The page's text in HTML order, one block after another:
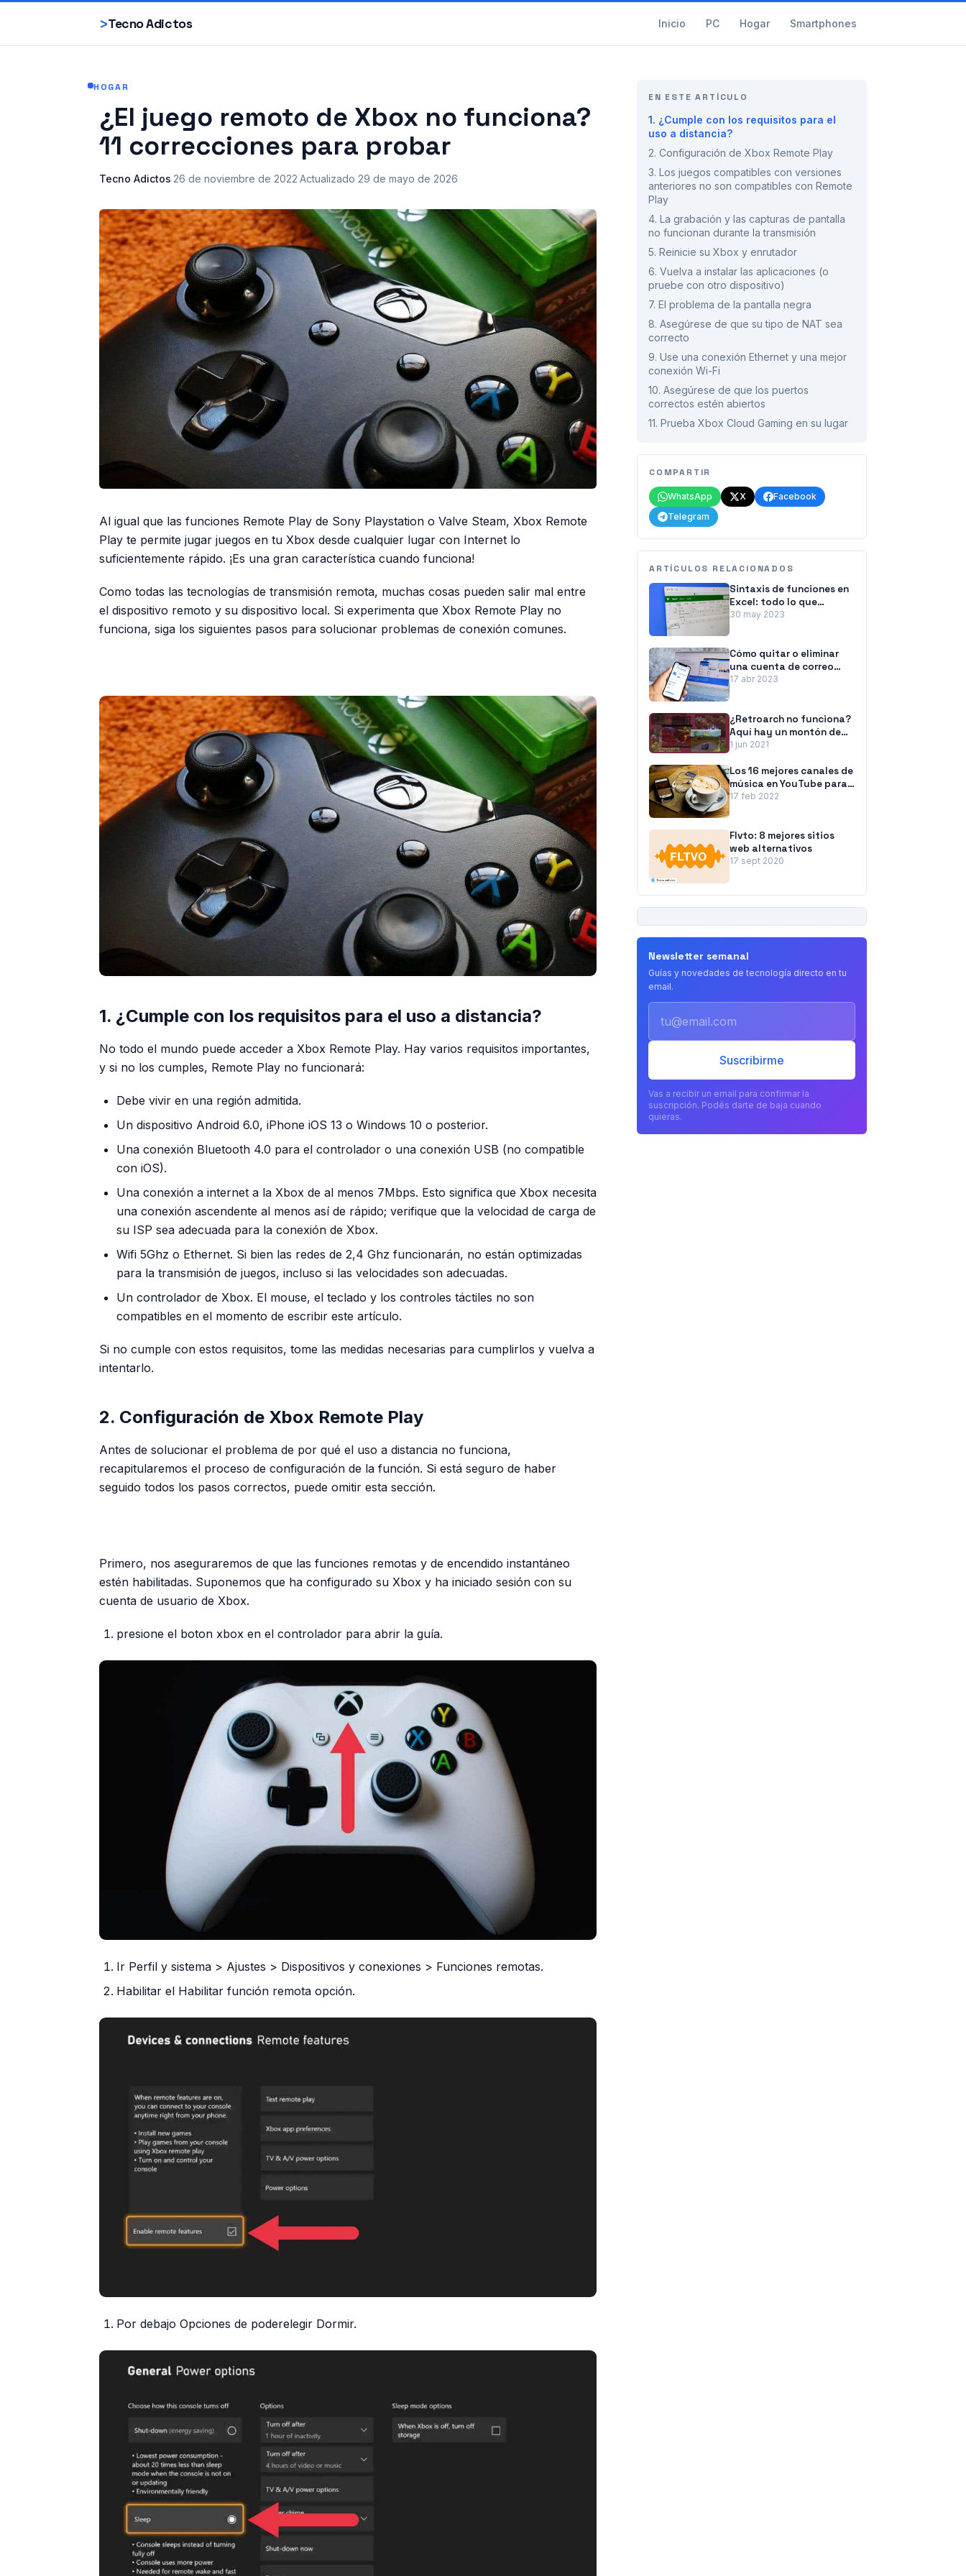
>Tecno Adictos Inicio PC Hogar Smartphones
HOGAR
¿El juego remoto de Xbox no funciona?
11 correcciones para probar
Tecno Adictos·26 de noviembre de 2022·Actualizado 29 de mayo de 2026
Al igual que las funciones Remote Play de Sony Playstation o Valve Steam, Xbox Remote
Play te permite jugar juegos en tu Xbox desde cualquier lugar con Internet lo
suficientemente rápido. ¡Es una gran característica cuando funciona!
Como todas las tecnologías de transmisión remota, muchas cosas pueden salir mal entre
el dispositivo remoto y su dispositivo local. Si experimenta que Xbox Remote Play no
funciona, siga los siguientes pasos para solucionar problemas de conexión comunes.
1. ¿Cumple con los requisitos para el uso a distancia?
No todo el mundo puede acceder a Xbox Remote Play. Hay varios requisitos importantes,
y si no los cumples, Remote Play no funcionará:
Debe vivir en una región admitida.
Un dispositivo Android 6.0, iPhone iOS 13 o Windows 10 o posterior.
Una conexión Bluetooth 4.0 para el controlador o una conexión USB (no compatible
con iOS).
Una conexión a internet a la Xbox de al menos 7Mbps. Esto significa que Xbox necesita
una conexión ascendente al menos así de rápido; verifique que la velocidad de carga de
su ISP sea adecuada para la conexión de Xbox.
Wifi 5Ghz o Ethernet. Si bien las redes de 2,4 Ghz funcionarán, no están optimizadas
para la transmisión de juegos, incluso si las velocidades son adecuadas.
Un controlador de Xbox. El mouse, el teclado y los controles táctiles no son
compatibles en el momento de escribir este artículo.
Si no cumple con estos requisitos, tome las medidas necesarias para cumplirlos y vuelva a
intentarlo.
2. Configuración de Xbox Remote Play
Antes de solucionar el problema de por qué el uso a distancia no funciona,
recapitularemos el proceso de configuración de la función. Si está seguro de haber
seguido todos los pasos correctos, puede omitir esta sección.
Primero, nos aseguraremos de que las funciones remotas y de encendido instantáneo
estén habilitadas. Suponemos que ha configurado su Xbox y ha iniciado sesión con su
cuenta de usuario de Xbox.
presione el boton xbox en el controlador para abrir la guía.
Ir Perfil y sistema > Ajustes > Dispositivos y conexiones > Funciones remotas.
Habilitar el Habilitar función remota opción.
Por debajo Opciones de poderelegir Dormir.
EN ESTE ARTÍCULO
1. ¿Cumple con los requisitos para el
uso a distancia?
2. Configuración de Xbox Remote Play
3. Los juegos compatibles con versiones
anteriores no son compatibles con Remote
Play
4. La grabación y las capturas de pantalla
no funcionan durante la transmisión
5. Reinicie su Xbox y enrutador
6. Vuelva a instalar las aplicaciones (o
pruebe con otro dispositivo)
7. El problema de la pantalla negra
8. Asegúrese de que su tipo de NAT sea
correcto
9. Use una conexión Ethernet y una mejor
conexión Wi-Fi
10. Asegúrese de que los puertos
correctos estén abiertos
11. Prueba Xbox Cloud Gaming en su lugar
COMPARTIR
WhatsApp X
Facebook
Telegram
ARTÍCULOS RELACIONADOS
Sintaxis de funciones en
Excel: todo lo que
necesita saber
30 may 2023
Cómo quitar o eliminar
una cuenta de correo
electrónico de Outlook
17 abr 2023
¿Retroarch no funciona?
Aquí hay un montón de
correcciones
1 jun 2021
Los 16 mejores canales de
música en YouTube para
concentrarse, estudiar y
17 feb 2022
Flvto: 8 mejores sitios
web alternativos
17 sept 2020
Newsletter semanal
Guías y novedades de tecnología directo en tu
email.
Suscribirme
Vas a recibir un email para confirmar la
suscripción. Podés darte de baja cuando
quieras.